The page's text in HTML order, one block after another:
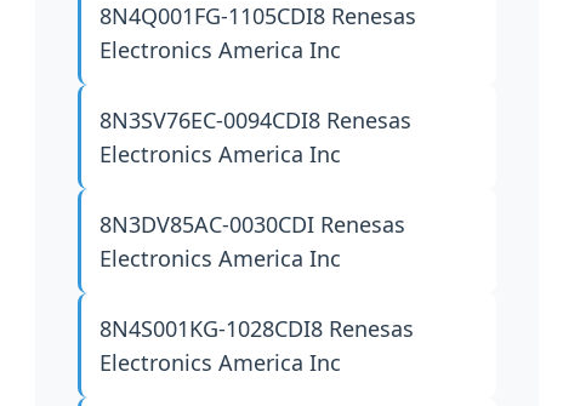
8N4Q001FG-1105CDI8 Renesas
Electronics America Inc
8N3SV76EC-0094CDI8 Renesas
Electronics America Inc
8N3DV85AC-0030CDI Renesas
Electronics America Inc
8N4S001KG-1028CDI8 Renesas
Electronics America Inc